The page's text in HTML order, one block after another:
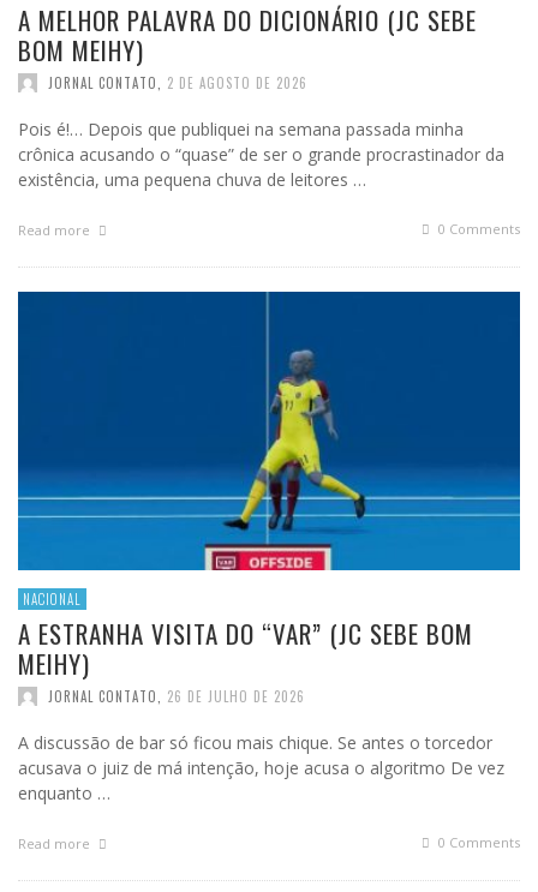
A MELHOR PALAVRA DO DICIONÁRIO (JC SEBE
BOM MEIHY)
JORNAL CONTATO, 2 DE AGOSTO DE 2026
Pois é!… Depois que publiquei na semana passada minha
crônica acusando o “quase” de ser o grande procrastinador da
existência, uma pequena chuva de leitores …
Read more 0 Comments
NACIONAL
A ESTRANHA VISITA DO “VAR” (JC SEBE BOM
MEIHY)
JORNAL CONTATO, 26 DE JULHO DE 2026
A discussão de bar só ficou mais chique. Se antes o torcedor
acusava o juiz de má intenção, hoje acusa o algoritmo De vez
enquanto …
Read more 0 Comments